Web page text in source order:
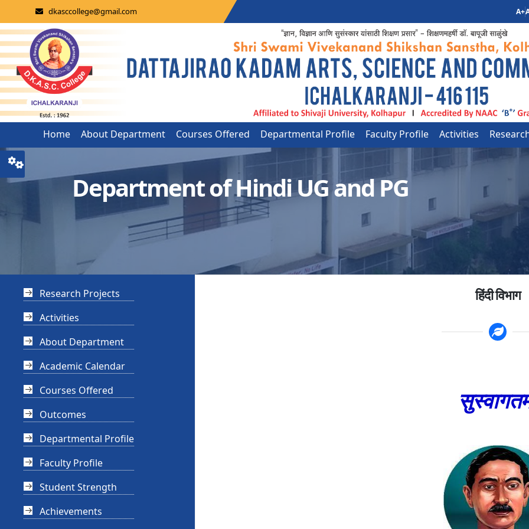
dkasccollege@gmail.com A+
Home About Department Courses Offered Departmental Profile Faculty Profile Activities
Department of Hindi UG and PG
Research Projects
Activities
About Department
Academic Calendar
Courses Offered
Outcomes
Departmental Profile
Faculty Profile
Student Strength
Achievements
हिंदी विभाग